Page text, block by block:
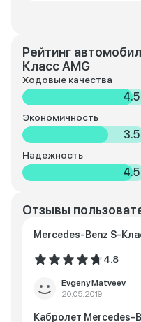
Рейтинг
Класс AMG
Ходовые качества
4.5
Экономичность
3.5
Надежность
4.5
Отзывы
Mercedes-Benz S-
4.8
Evgeny Matveev
20.05.2019
Кабролет Mercedes-